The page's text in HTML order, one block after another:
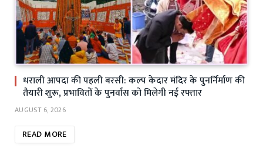
धराली आपदा की पहली बरसी: कल्प केदार मंदिर के पुनर्निर्माण की
तैयारी शुरू, प्रभावितों के पुनर्वास को मिलेगी नई रफ्तार
AUGUST 6, 2026
READ MORE